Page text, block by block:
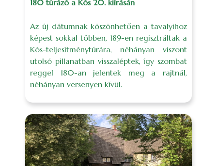
180 túrázó a Kós 20. kiírásán
Az új dátumnak köszönhetően a tavalyihoz
képest sokkal többen, 189-en regisztráltak a
Kós-teljesítménytúrára, néhányan viszont
utolsó pillanatban visszaléptek, így szombat
reggel 180-an jelentek meg a rajtnál,
néhányan versenyen kívül.